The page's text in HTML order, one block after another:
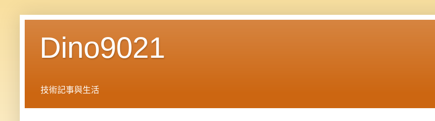
Dino9021
技術記事與生活